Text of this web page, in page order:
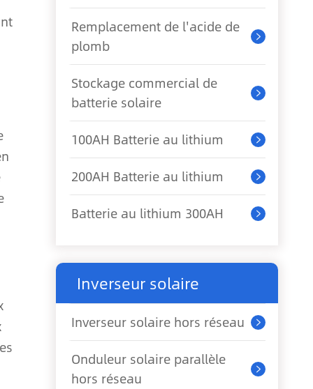
Remplacement de l'acide de
plomb

Stockage commercial de
batterie solaire

100AH Batterie au lithium 
200AH Batterie au lithium 
Batterie au lithium 300AH 
Inverseur solaire
Inverseur solaire hors réseau 
Onduleur solaire parallèle
hors réseau
